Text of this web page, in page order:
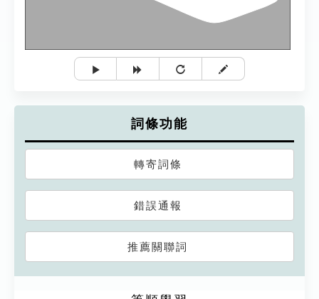
詞條功能
轉寄詞條
錯誤通報
推薦關聯詞